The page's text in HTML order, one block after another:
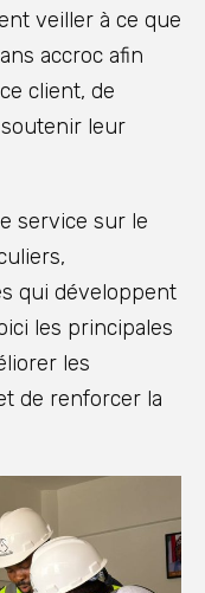
veiller à ce que
accroc afin
client, de
leur
service sur le
qui développent
les principales
les
de renforcer la